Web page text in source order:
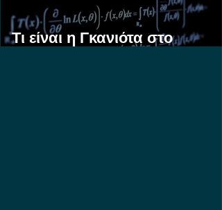
Τι είναι η Γκανιότα στο